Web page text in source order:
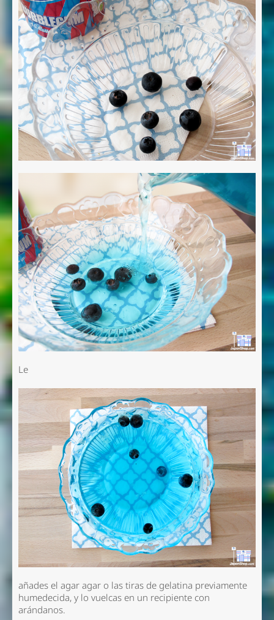
Le
añades el agar agar o las tiras de gelatina previamente
humedecida, y lo vuelcas en un recipiente con
arándanos.